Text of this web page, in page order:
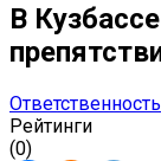
В
Ответственность
Рейтинги
(0)